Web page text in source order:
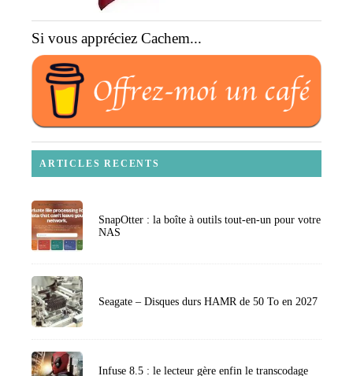
Si vous appréciez Cachem...
ARTICLES RECENTS
SnapOtter : la boîte à outils tout-en-un pour votre
NAS
Seagate – Disques durs HAMR de 50 To en 2027
Infuse 8.5 : le lecteur gère enfin le transcodage